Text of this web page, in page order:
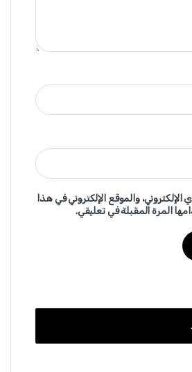
والموقع الإلكتروني في هذا
المرة المقبلة في تعليقي.